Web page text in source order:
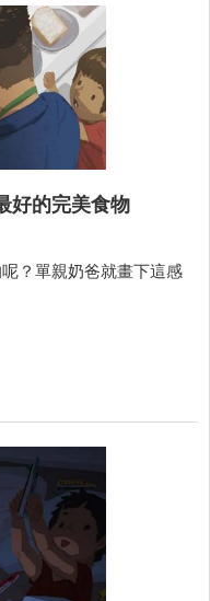
好的完美食物
？單親奶爸就畫下這感